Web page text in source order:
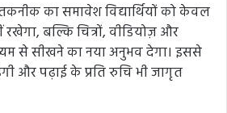
का समावेश विद्यार्थियों को केवल
बल्कि चित्रों, वीडियोज़ और
से सीखने का नया अनुभव देगा। इससे
और पढ़ाई के प्रति रुचि भी जागृत